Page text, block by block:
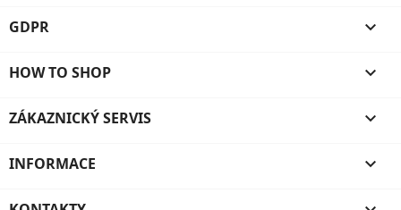
GDPR 
HOW TO SHOP 
ZÁKAZNICKÝ SERVIS 
INFORMACE 